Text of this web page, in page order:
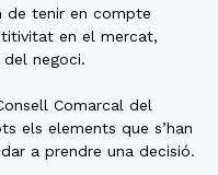
de tenir en compte
en el mercat,
negoci.
Comarcal del
els elements que s’han
a prendre una decisió.